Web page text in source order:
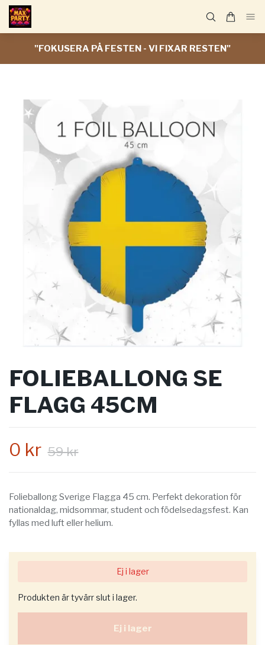
"FOKUSERA PÅ FESTEN - VI FIXAR RESTEN"
FOLIEBALLONG SE
FLAGG 45CM
0 kr 59 kr
Folieballong Sverige Flagga 45 cm. Perfekt dekoration för
nationaldag, midsommar, student och födelsedagsfest. Kan
fyllas med luft eller helium.
Ej i lager
Produkten är tyvärr slut i lager.
Ej i lager